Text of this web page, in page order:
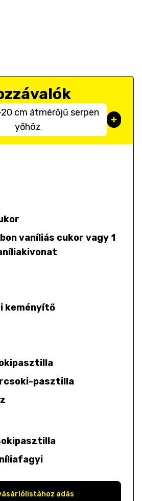
cm átmérőjű serpen
yőhöz
vaníliás cukor vagy 1
keményítő
pasztilla
adás